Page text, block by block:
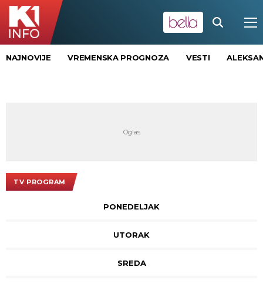
NAJNOVIJE VREMENSKA PROGNOZA VESTI
TV PROGRAM
PONEDELJAK
UTORAK
SREDA